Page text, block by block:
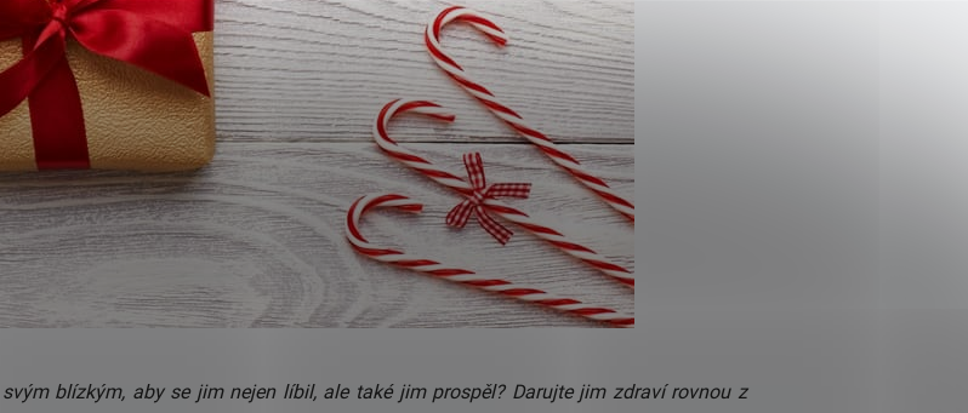
blízkým, aby se jim nejen líbil, ale také jim prospěl? Darujte jim zdraví rovnou z